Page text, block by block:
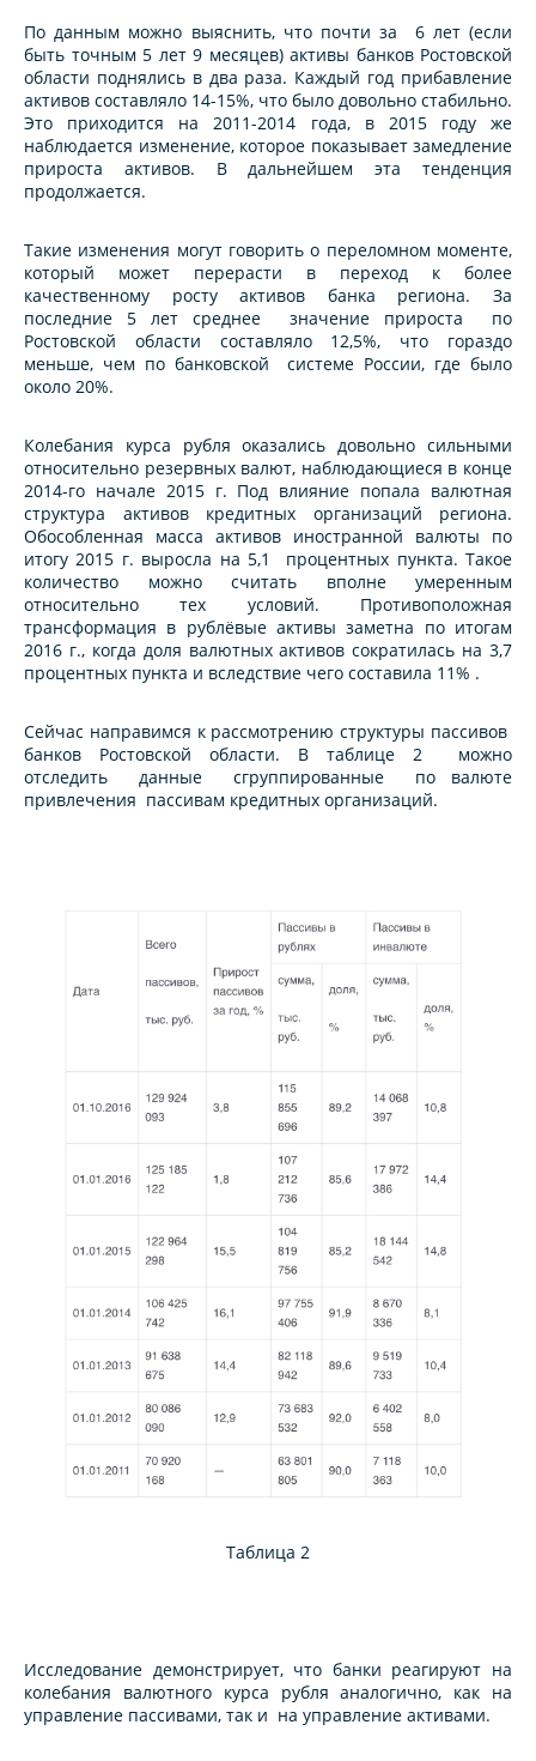
По данным можно выяснить, что почти за 6 лет (если
быть точным 5 лет 9 месяцев) активы банков Ростовской
области поднялись в два раза. Каждый год прибавление
активов составляло 14-15%, что было довольно стабильно.
Это приходится на 2011-2014 года, в 2015 году же
наблюдается изменение, которое показывает замедление
прироста активов. В дальнейшем эта тенденция
продолжается.
Такие изменения могут говорить о переломном моменте,
который может перерасти в переход к более
качественному росту активов банка региона. За
последние 5 лет среднее значение прироста по
Ростовской области составляло 12,5%, что гораздо
меньше, чем по банковской системе России, где было
около 20%.
Колебания курса рубля оказались довольно сильными
относительно резервных валют, наблюдающиеся в конце
2014-го начале 2015 г. Под влияние попала валютная
структура активов кредитных организаций региона.
Обособленная масса активов иностранной валюты по
итогу 2015 г. выросла на 5,1 процентных пункта. Такое
количество можно считать вполне умеренным
относительно тех условий. Противоположная
трансформация в рублёвые активы заметна по итогам
2016 г., когда доля валютных активов сократилась на 3,7
процентных пункта и вследствие чего составила 11% .
Сейчас направимся к рассмотрению структуры пассивов
банков Ростовской области. В таблице 2 можно
отследить данные сгруппированные по валюте
привлечения пассивам кредитных организаций.
Таблица 2
Исследование демонстрирует, что банки реагируют на
колебания валютного курса рубля аналогично, как на
управление пассивами, так и на управление активами.